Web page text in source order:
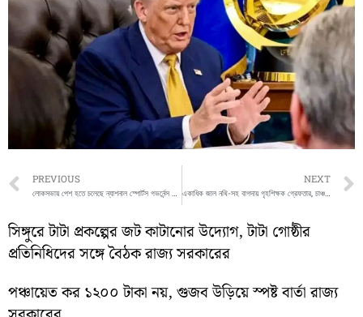
Prev
PREVIOUS
লোকসভায় পেশ হতে চলেছে ন্যাশনাল স্পোর্টস গভর্নেন্স বিল, সংসদে অচলাবস্থা নিয়ে উদ্বেগ
NEXT
একাধিক জাল নথি-সহ বাগদায় গৃহশিক্ষক গ্রেফতার, চাঞ্চল্য এলাকায়
সিঙ্গুরে টাটা প্রকল্পের জট কাটানোর উদ্যোগ, টাটা গোষ্ঠীর
প্রতিনিধিদের সঙ্গে বৈঠক রাজ্য সরকারের
পঞ্চায়েত কর ১২০০ টাকা নয়, গুজব উড়িয়ে স্পষ্ট বার্তা রাজ্য